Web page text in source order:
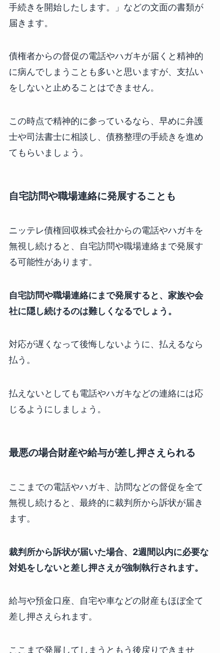
手続きを開始したします。」などの文面の書類が
届きます。
債権者からの督促の電話やハガキが届くと精神的
に病んでしまうことも多いと思いますが、支払い
をしないと止めることはできません。
この時点で精神的に参っているなら、早めに弁護
士や司法書士に相談し、債務整理の手続きを進め
てもらいましょう。
自宅訪問や職場連絡に発展することも
ニッテレ債権回収株式会社からの電話やハガキを
無視し続けると、自宅訪問や職場連絡まで発展す
る可能性があります。
自宅訪問や職場連絡にまで発展すると、家族や会
社に隠し続けるのは難しくなるでしょう。
対応が遅くなって後悔しないように、払えるなら
払う。
払えないとしても電話やハガキなどの連絡には応
じるようにしましょう。
最悪の場合財産や給与が差し押さえられる
ここまでの電話やハガキ、訪問などの督促を全て
無視し続けると、最終的に裁判所から訴状が届き
ます。
裁判所から訴状が届いた場合、2週間以内に必要な
対処をしないと差し押さえが強制執行されます。
給与や預金口座、自宅や車などの財産もほぼ全て
差し押さえられます。
ここまで発展してしまうともう後戻りできませ